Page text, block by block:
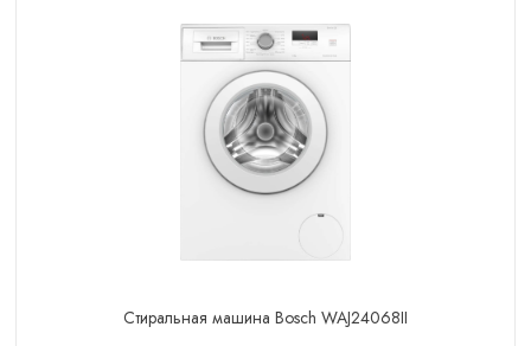
Стиральная машина Bosch WAJ24068II